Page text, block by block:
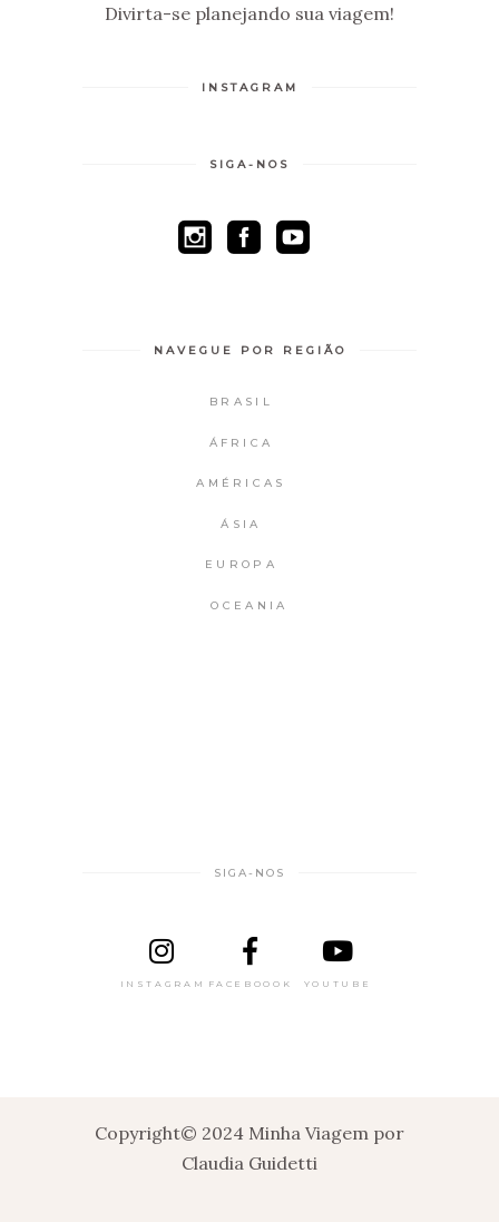
Divirta-se planejando sua viagem!
INSTAGRAM
SIGA-NOS
NAVEGUE POR REGIÃO
BRASIL
ÁFRICA
AMÉRICAS
ÁSIA
EUROPA
OCEANIA
SIGA-NOS
INSTAGRAM FACEBOOOK YOUTUBE
Copyright© 2024 Minha Viagem por
Claudia Guidetti